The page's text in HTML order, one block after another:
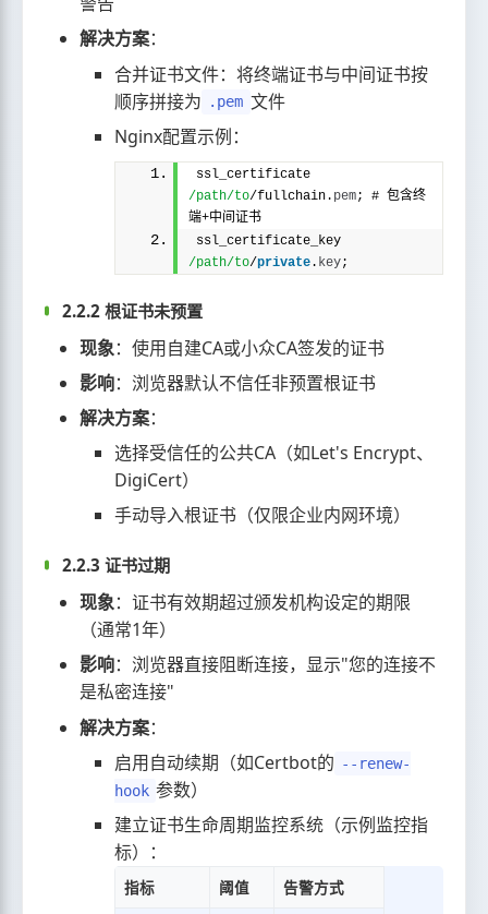
解决方案：
合并证书文件：将终端证书与中间证书按
顺序拼接为
.pem 文件
Nginx配置示例：
/path/to/fullchain. pem; # 包含终
端+中间证书
/path/to/private. key;
2.2.2 根证书未预置
现象：使用自建CA或小众CA签发的证书
影响：浏览器默认不信任非预置根证书
解决方案：
选择受信任的公共CA（如Let's Encrypt、
DigiCert）
手动导入根证书（仅限企业内网环境）
2.2.3 证书过期
现象：证书有效期超过颁发机构设定的期限
（通常1年）
影响：浏览器直接阻断连接，显示"您的连接不
是私密连接"
解决方案：
启用自动续期（如Certbot的 --renew-
hook 参数）
建立证书生命周期监控系统（示例监控指
标）：
指标 阈值 告警方式